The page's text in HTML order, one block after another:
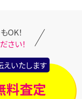
OK！
さい！
いたします
料査定